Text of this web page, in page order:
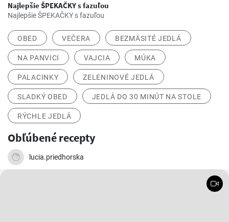
Najlepšie ŠPEKAČKY s fazuľou
Najlepšie ŠPEKAČKY s fazuľou
OBED VEČERA BEZMÄSITÉ JEDLÁ
NA PANVICI VAJCIA MÚKA
PALACINKY ZELENINOVÉ JEDLÁ
SLADKÝ OBED JEDLÁ DO 30 MINÚT NA STOLE
RÝCHLE JEDLÁ
Obľúbené recepty
lucia.priedhorska